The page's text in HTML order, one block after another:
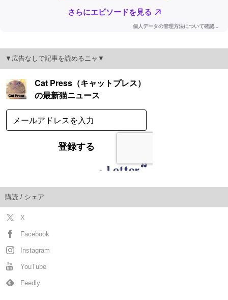
▼広告なしで記事を読めるニャ▼
購読 / シェア
X
Facebook
Instagram
YouTube
Feedly